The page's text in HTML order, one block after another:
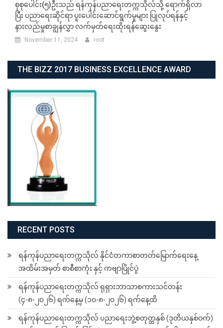
စုစုပေါင်း(၅)ဦးသည် ရန်ကုန်ပညာရေးတက္ကသိုလ်သို့ ရောက်ရှိလာ
ပြီး ပညာရေးဆိုင်ရာ ပူးပေါင်းဆောင်ရွက်မှုများ ပြုလုပ်ရန်နှင့်
နားလည်မှုစာချွန်လွှာ လက်မှတ်ရေးထိုးရန်ဆွေးနွေး
November 11, 2024 root
THE BIZZ 2017 BUSINESS EXCELLENCE AWARD
RECENT POSTS
ရန်ကုန်ပညာရေးတက္ကသိုလ် နိုင်ငံတကာစာတတ်မြောက်ရေးနေ့
အထိမ်းအမှတ် စာစီစာကုံး နှင့် ကဗျာပြိုင်ပွဲ
ရန်ကုန်ပညာရေးတက္ကသိုလ် ရုရှားဘာသာစကားသင်တန်း
(၄-၈-၂၀၂၆) ရက်နေ့မှ (၁၀-၈-၂၀၂၆) ရက်နေ့ထိ
ရန်ကုန်ပညာရေးတက္ကသိုလ် ပညာရေးဘွဲ့စတုတ္ထနှစ် (ဒုတိယနှစ်ဝက်)